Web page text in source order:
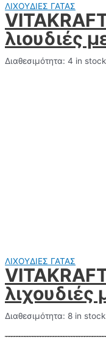
ΛΙΧΟΥΔΙΕΣ ΓΑΤΑΣ
λιουδιές
Διαθεσιμότητα: 4 in stock
ΛΙΧΟΥΔΙΕΣ ΓΑΤΑΣ
Διαθεσιμότητα: 8 in stock